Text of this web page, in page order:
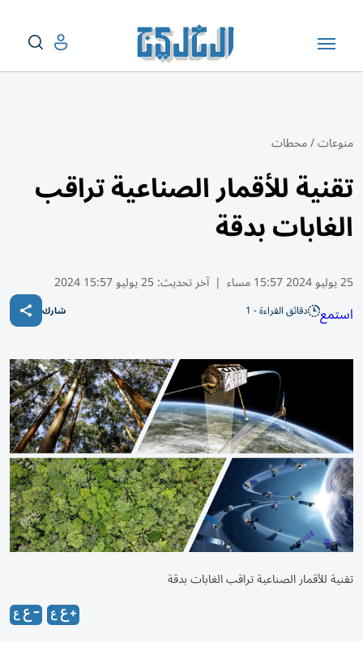
منوعات/محطات
تقنية للأقمار الصناعية تراقب
الغابات بدقة
25 يوليو 2024 15:57 مساء | آخر تحديث:25 يوليو 15:57 2024
استمع دقائق القراءة - 1 شارك
تقنية للأقمار الصناعية تراقب الغابات بدقة